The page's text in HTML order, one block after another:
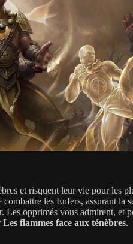
et risquent leur vie pour les
les Enfers, assurant la
Les opprimés vous admirent, et
Les flammes face aux ténèbres.